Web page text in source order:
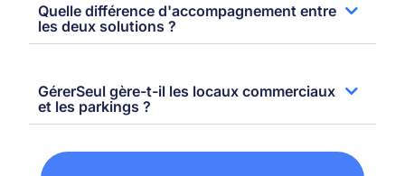
Quelle différence d'accompagnement entre
les deux solutions ?
GérerSeul gère-t-il les locaux commerciaux
et les parkings ?